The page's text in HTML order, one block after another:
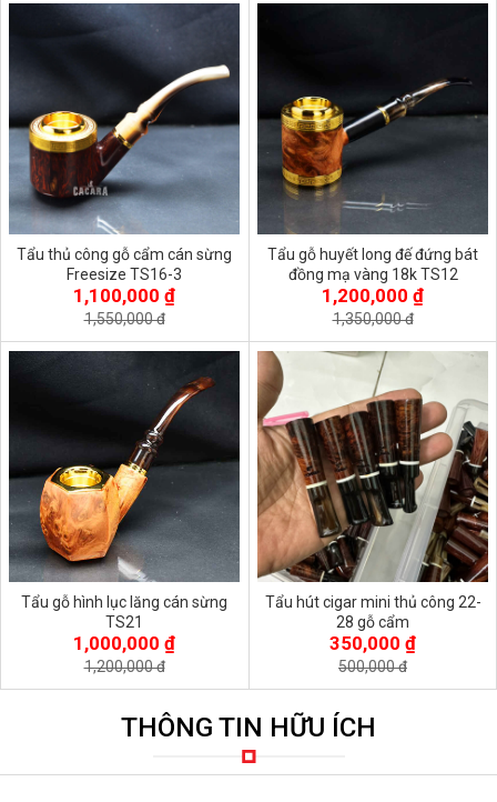
Tẩu thủ công gỗ cẩm cán sừng
Freesize TS16-3
1,100,000 ₫
1,550,000 đ
Tẩu gỗ huyết long đế đứng bát
đồng mạ vàng 18k TS12
1,200,000 ₫
1,350,000 đ
Tẩu gỗ hình lục lăng cán sừng
TS21
1,000,000 ₫
1,200,000 đ
Tẩu hút cigar mini thủ công 22-
28 gỗ cẩm
350,000 ₫
500,000 đ
THÔNG TIN HỮU ÍCH